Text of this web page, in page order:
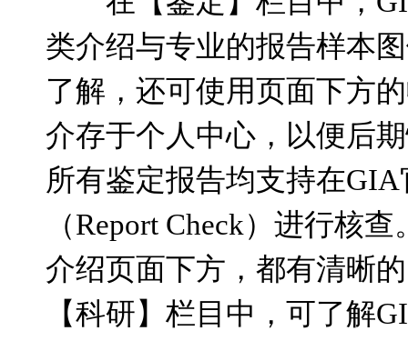
类介绍与专业的报告样本
了解，还可使用页面下方
介存于个人中心，以便后
所有鉴定报告均支持在GIA
（Report Check）进行核查
介绍页面下方，都有清晰
【科研】栏目中，可了解